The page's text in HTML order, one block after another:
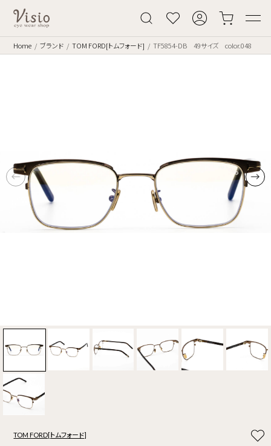
Home ブランド TOM FORD[トムフォード] TF5854-DB 49サイズ color.048
TOM FORD[トムフォード]